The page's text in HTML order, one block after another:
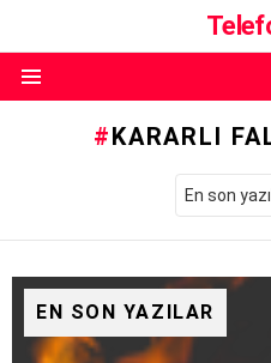
KARARLI
EN SON YAZILAR